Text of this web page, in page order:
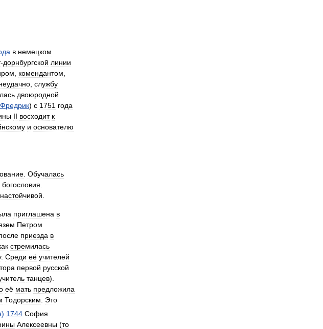
в немецком
-дорнбургской линии
комендантом
службу
двоюродной
Фредрик) с 1751 года
II восходит к
и основателю
Обучалась
богословия
настойчивой
приглашена в
Петром
приезда в
стремилась
. Среди её учителей
первой русской
танцев).
её мать предложила
Тодорским
Это
) 1744 София
Алексеевны (то